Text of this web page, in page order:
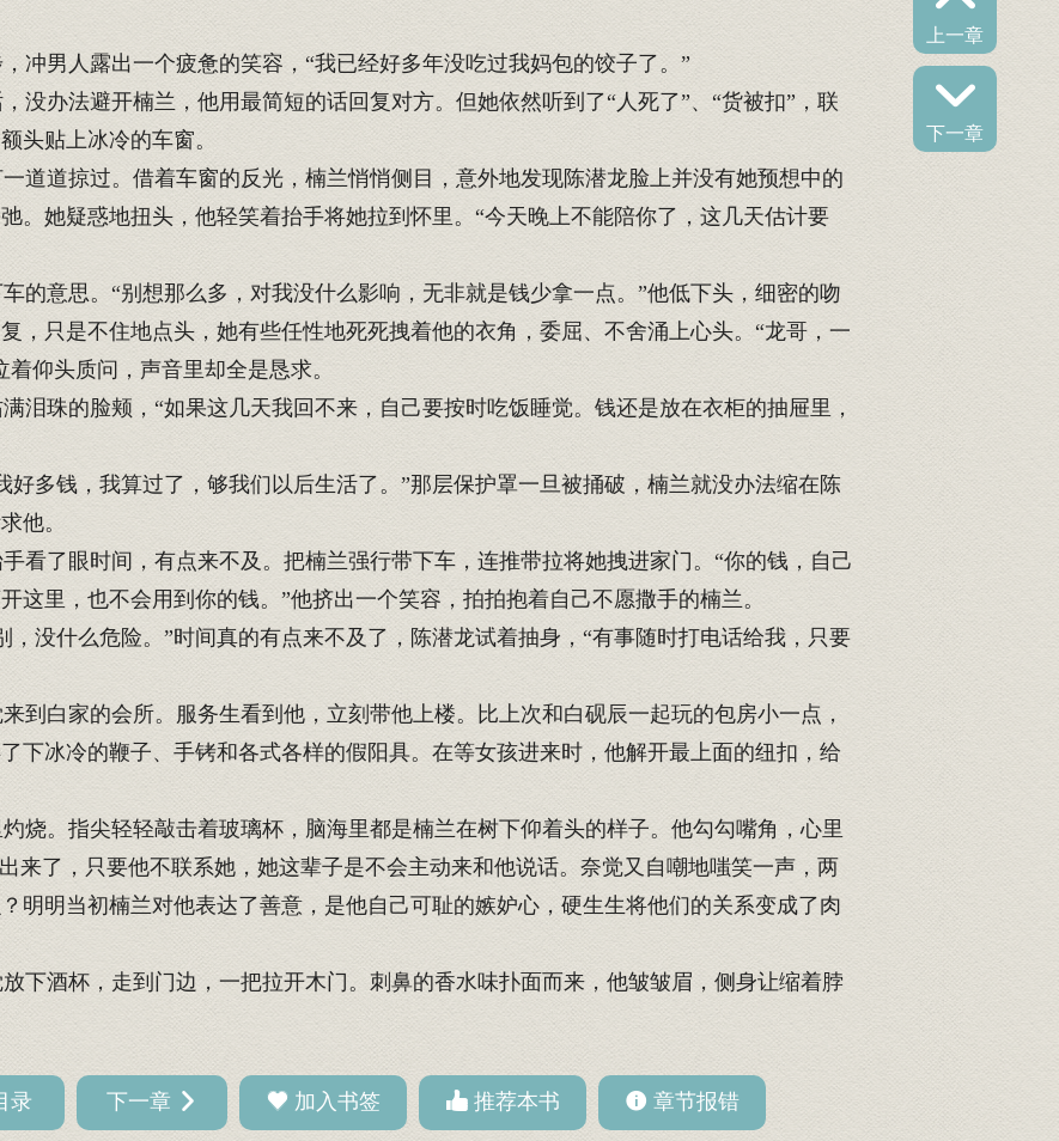
上一章
下一章
冲男人露出一个疲惫的笑容，“我已经好多年没吃过我妈包的饺子了。”
没办法避开楠兰，他用最简短的话回复对方。但她依然听到了“人死了”、“货被扣”，联
头贴上冰冷的车窗。
道道掠过。借着车窗的反光，楠兰悄悄侧目，意外地发现陈潜龙脸上并没有她预想中的
。她疑惑地扭头，他轻笑着抬手将她拉到怀里。“今天晚上不能陪你了，这几天估计要
的意思。“别想那么多，对我没什么影响，无非就是钱少拿一点。”他低下头，细密的吻
，只是不住地点头，她有些任性地死死拽着他的衣角，委屈、不舍涌上心头。“龙哥，一
仰头质问，声音里却全是恳求。
泪珠的脸颊，“如果这几天我回不来，自己要按时吃饭睡觉。钱还是放在衣柜的抽屉里，
多钱，我算过了，够我们以后生活了。”那层保护罩一旦被捅破，楠兰就没办法缩在陈
他。
看了眼时间，有点来不及。把楠兰强行带下车，连推带拉将她拽进家门。“你的钱，自己
这里，也不会用到你的钱。”他挤出一个笑容，拍拍抱着自己不愿撒手的楠兰。
没什么危险。”时间真的有点来不及了，陈潜龙试着抽身，“有事随时打电话给我，只要
到白家的会所。服务生看到他，立刻带他上楼。比上次和白砚辰一起玩的包房小一点，
下冰冷的鞭子、手铐和各式各样的假阳具。在等女孩进来时，他解开最上面的纽扣，给
烧。指尖轻轻敲击着玻璃杯，脑海里都是楠兰在树下仰着头的样子。他勾勾嘴角，心里
来了，只要他不联系她，她这辈子是不会主动来和他说话。奈觉又自嘲地嗤笑一声，两
明明当初楠兰对他表达了善意，是他自己可耻的嫉妒心，硬生生将他们的关系变成了肉
下酒杯，走到门边，一把拉开木门。刺鼻的香水味扑面而来，他皱皱眉，侧身让缩着脖
录 下一章 加入书签 推荐本书 章节报错